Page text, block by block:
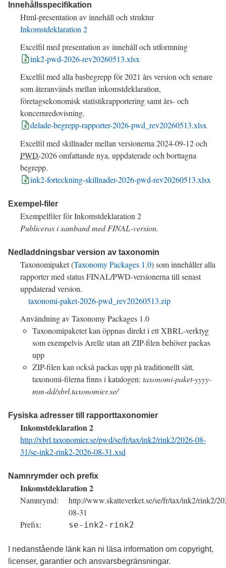
Innehållsspecifikation
Html-presentation av innehåll och struktur
Inkomstdeklaration 2
Excelfil med presentation av innehåll och utformning
ink2-pwd-2026-rev20260513.xlsx
Excelfil med alla basbegrepp för2021 års version och senare
som återanvänds mellan inkomstdeklaration,
företagsekonomisk statistikrapportering samt års- och
koncernredovisning.
delade-begrepp-rapporter-2026-pwd_rev20260513.xlsx
Excelfil med skillnader mellan versionerna 2024-09-12och
PWD-2026omfattande nya, uppdaterade och borttagna
begrepp.
ink2-forteckning-skillnader-2026-pwd-rev20260513.xlsx
Exempel-filer
Exempelfiler för Inkomstdeklaration 2
Publiceras i samband medFINAL-version.
Nedladdningsbar version av taxonomin
Taxonomipaket (Taxonomy Packages 1.0) som innehåller alla
rapporter med statusFINAL/PWD-versionerna till senast
uppdaterad version.
taxonomi-paket-2026-pwd_rev20260513.zip
Användning avTaxonomy Packages 1.0
Taxonomipaketet kan öppnas direkt i ett XBRL-verktyg
som exempelvis Arelleutan attZIP-filen behöver packas
upp
ZIP-filen kan också packas upp på traditionellt sätt,
taxonomi-filerna finns i katalogen: taxonomi-paket-yyyy-
mm-dd/xbrl.taxonomier.se/
Fysiska adresser till rapporttaxonomier
Inkomstdeklaration 2
http://xbrl.taxonomier.se/pwd/se/fr/tax/ink2/rink2/2026-08-
31/se-ink2-rink2-2026-08-31.xsd
Namnrymder och prefix
Inkomstdeklaration 2
Namnrymd
http://www.skatteverket.se/se/fr/tax/ink2/rink2/
08-31
Prefix
se-ink2-rink2
I nedanstående länk kan ni läsa information om copyright,
licenser, garantier och ansvarsbegränsningar.